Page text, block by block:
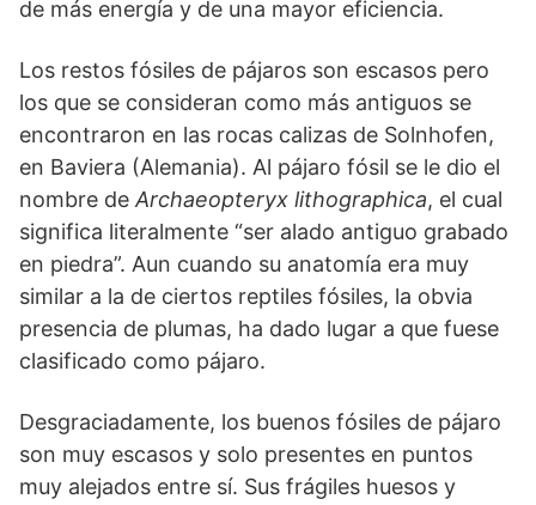
de más energía y de una mayor eficiencia.
Los restos fósiles de pájaros son escasos pero
los que se consideran como más antiguos se
encontraron en las rocas calizas de Solnhofen,
en Baviera (Alemania). Al pájaro fósil se le dio el
nombre deArchaeopteryx lithographica, el cual
significa literalmente “ser alado antiguo grabado
en piedra”. Aun cuando su anatomía era muy
similar a la de ciertos reptiles fósiles, la obvia
presencia de plumas, ha dado lugar a que fuese
clasificado como pájaro.
Desgraciadamente, los buenos fósiles de pájaro
son muy escasos y solo presentes en puntos
muy alejados entre sí. Sus frágiles huesos y